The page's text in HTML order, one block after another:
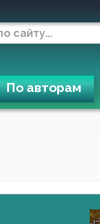
По авторам